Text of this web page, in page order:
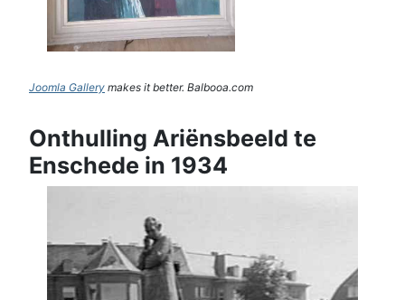
Joomla Gallery makes it better. Balbooa.com
Onthulling Ariënsbeeld te
Enschede in 1934